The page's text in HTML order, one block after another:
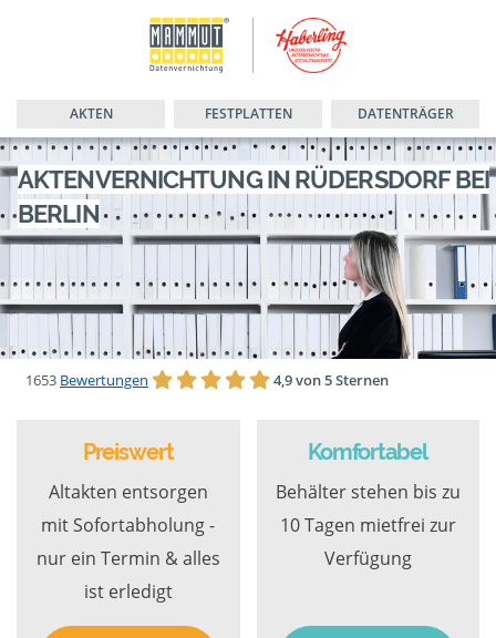
AKTEN FESTPLATTEN DATENTRÄGER
AKTENVERNICHTUNG IN RÜDERSDORF BEI
BERLIN
1653 Bewertungen 4,9 von 5 Sternen
Preiswert
Altakten entsorgen
mit Sofortabholung -
nur ein Termin & alles
ist erledigt
Komfortabel
Behälter stehen bis zu
10 Tagen mietfrei zur
Verfügung